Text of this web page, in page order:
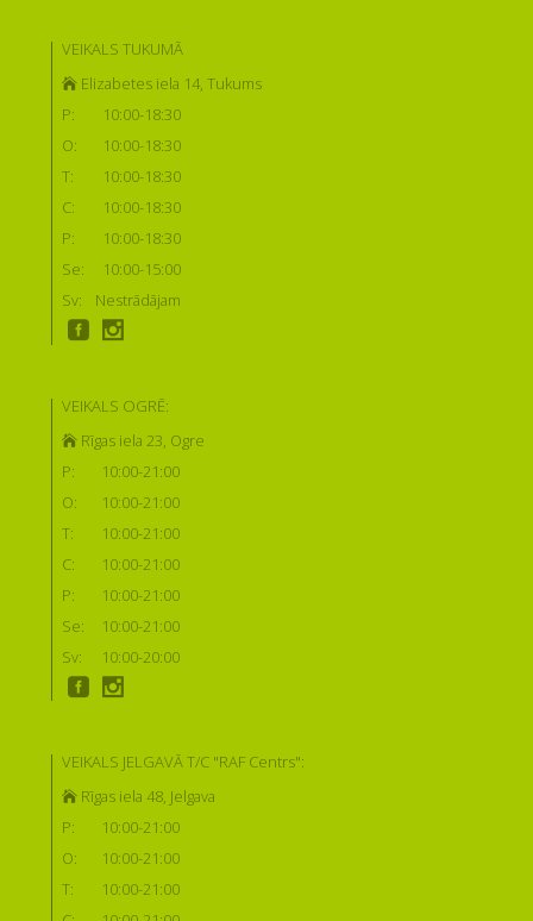
VEIKALS TUKUMĀ
Elizabetes iela 14, Tukums
P:
10:00-18:30
O:
10:00-18:30
T:
10:00-18:30
C:
10:00-18:30
P:
10:00-18:30
Se:
10:00-15:00
Sv:
Nestrādājam
VEIKALS OGRĒ:
Rīgas iela 23, Ogre
P:
10:00-21:00
O:
10:00-21:00
T:
10:00-21:00
C:
10:00-21:00
P:
10:00-21:00
Se:
10:00-21:00
Sv:
10:00-20:00
VEIKALS JELGAVĀ T/C "RAF Centrs":
Rīgas iela 48, Jelgava
P:
10:00-21:00
O:
10:00-21:00
T:
10:00-21:00